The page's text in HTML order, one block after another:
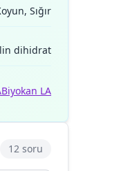
Sığır
dihidrat
Biyokan LA
12 soru